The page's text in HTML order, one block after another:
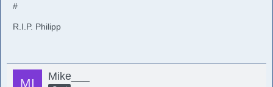
#
R.I.P. Philipp
Mike___